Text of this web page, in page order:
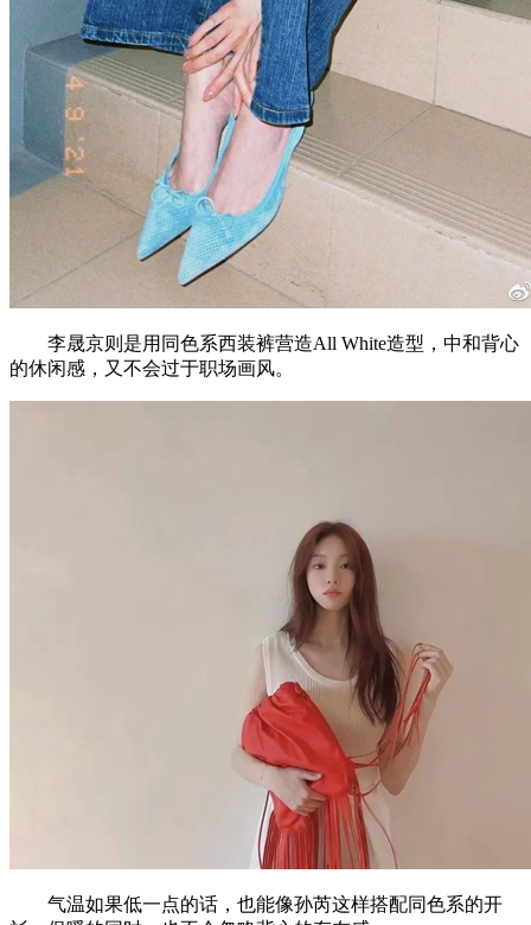
李晟京则是用同色系西装裤营造All White造型，中和背心
的休闲感，又不会过于职场画风。
气温如果低一点的话，也能像孙芮这样搭配同色系的开